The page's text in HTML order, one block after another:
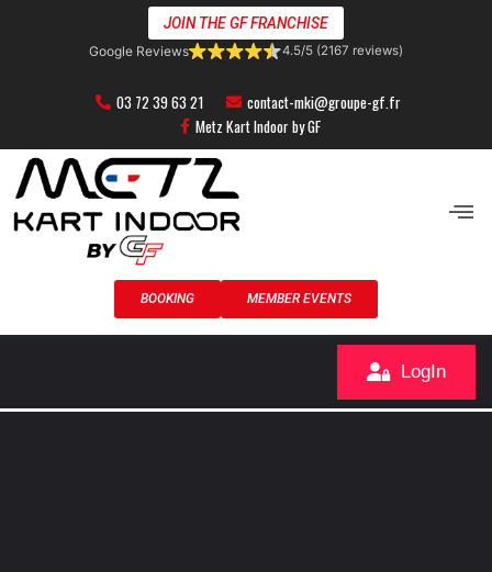
JOIN THE GF FRANCHISE
Google Reviews 4.5/5 (2167 reviews)
03 72 39 63 21
contact-mki@groupe-gf.fr
Metz Kart Indoor by GF
BOOKING MEMBER EVENTS